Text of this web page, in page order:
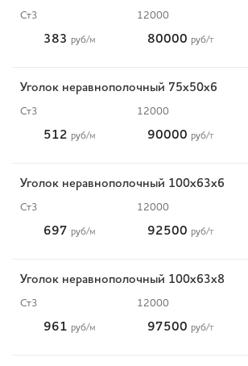
Ст3 12000
383 руб/м 80000 руб/т
Уголок неравнополочный 75х50х6
Ст3 12000
512 руб/м 90000 руб/т
Уголок неравнополочный 100х63х6
Ст3 12000
697 руб/м 92500 руб/т
Уголок неравнополочный 100х63х8
Ст3 12000
961 руб/м 97500 руб/т